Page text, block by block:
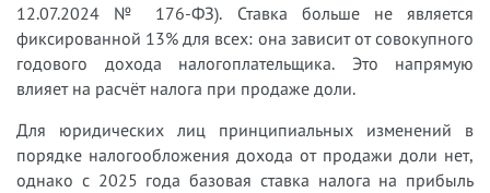
12.07.2024 № 176-ФЗ). Ставка больше не является
фиксированной 13% для всех: она зависит от совокупного
годового дохода налогоплательщика. Это напрямую
влияет на расчёт налога при продаже доли.
Для юридических лиц принципиальных изменений в
порядке налогообложения дохода от продажи доли нет,
однако с 2025 года базовая ставка налога на прибыль